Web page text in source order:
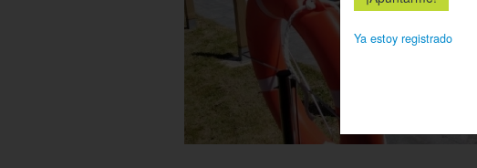
Ya estoy registrado